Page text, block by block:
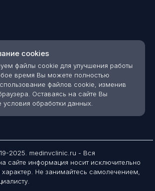
cookies
файлы cookie для улучшения работы
время Вы можете полностью
файлов cookie, изменив
Оставаясь на сайте Вы
условия обработки данных.
2025. medinvclinic.ru - Вся
сайте информация носит исключительно
Не занимайтесь самолечением,